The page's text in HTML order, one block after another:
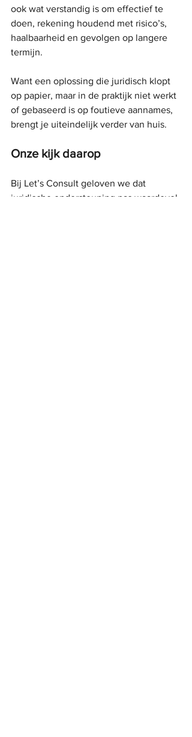
ook wat verstandig is om effectief te
doen, rekening houdend met risico’s,
haalbaarheid en gevolgen op langere
termijn.
Want een oplossing die juridisch klopt
op papier, maar in de praktijk niet werkt
of gebaseerd is op foutieve aannames,
brengt je uiteindelijk verder van huis.
Onze kijk daarop
Bij Let’s Consult geloven we dat
juridische ondersteuning pas waardevol